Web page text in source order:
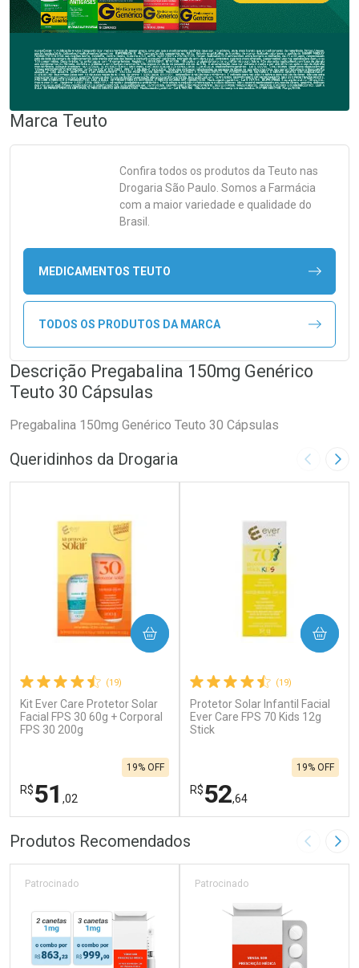
Marca Teuto
Confira todos os produtos da Teuto nas
Drogaria São Paulo. Somos a Farmácia
com a maior variedade e qualidade do
Brasil.
MEDICAMENTOS TEUTO
TODOS OS PRODUTOS DA MARCA
Descrição Pregabalina 150mg Genérico
Teuto 30 Cápsulas
Pregabalina 150mg Genérico Teuto 30 Cápsulas
Queridinhos da Drogaria Imagem
(19)
Kit Ever Care Protetor Solar
Facial FPS 30 60g + Corporal
FPS 30 200g
R$51 ,02
19% OFF
COMPRAR
FECHAR
Laboratório
FECHAR
Por Menos
(19)
Protetor Solar Infantil Facial
Ever Care FPS 70 Kids 12g
Stick
R$52,64
19% OFF
COMPRAR
Laboratório
Por Menos
Produtos Recomendados Imagem
Patrocinado Patrocinado